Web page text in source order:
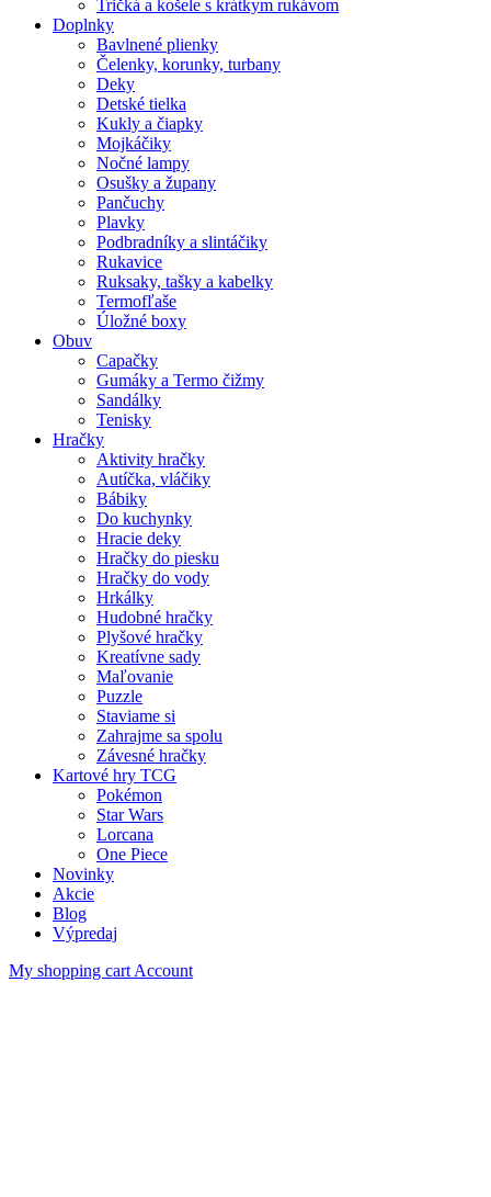
Tričká a košele s krátkym rukávom
Doplnky
Bavlnené plienky
Čelenky, korunky, turbany
Deky
Detské tielka
Kukly a čiapky
Mojkáčiky
Nočné lampy
Osušky a župany
Pančuchy
Plavky
Podbradníky a slintáčiky
Rukavice
Ruksaky, tašky a kabelky
Termofľaše
Úložné boxy
Obuv
Capačky
Gumáky a Termo čižmy
Sandálky
Tenisky
Hračky
Aktivity hračky
Autíčka, vláčiky
Bábiky
Do kuchynky
Hracie deky
Hračky do piesku
Hračky do vody
Hrkálky
Hudobné hračky
Plyšové hračky
Kreatívne sady
Maľovanie
Puzzle
Staviame si
Zahrajme sa spolu
Závesné hračky
Kartové hry TCG
Pokémon
Star Wars
Lorcana
One Piece
Novinky
Akcie
Blog
Výpredaj
My shopping cart Account